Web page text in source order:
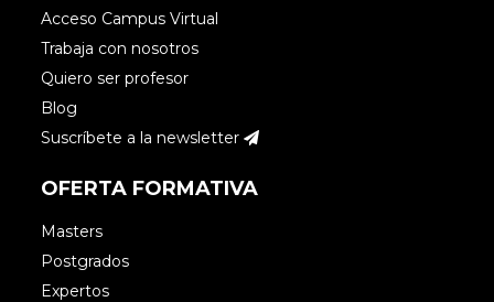
Acceso Campus Virtual
Trabaja con nosotros
Quiero ser profesor
Blog
Suscríbete a la newsletter
OFERTA FORMATIVA
Masters
Postgrados
Expertos